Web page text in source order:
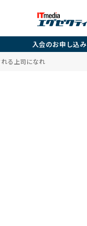
入会のお申し込み
れる上司になれ